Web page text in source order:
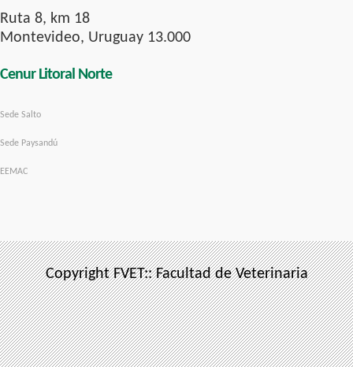
Ruta 8, km 18
Montevideo, Uruguay 13.000
Cenur Litoral Norte
Sede Salto
Sede Paysandú
EEMAC
Copyright FVET:: Facultad de Veterinaria